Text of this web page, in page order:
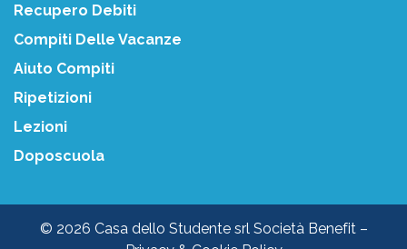
Recupero Debiti
Compiti Delle Vacanze
Aiuto Compiti
Ripetizioni
Lezioni
Doposcuola
© 2026 Casa dello Studente srl Società Benefit –